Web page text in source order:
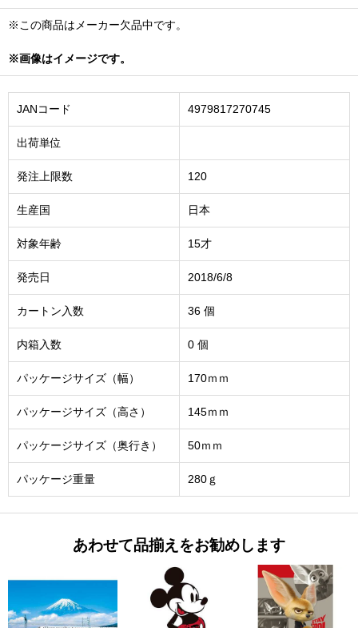
※この商品はメーカー欠品中です。
※画像はイメージです。
JANコード 4979817270745
出荷単位
発注上限数 120
生産国 日本
対象年齢 15才
発売日 2018/6/8
カートン入数 36 個
内箱入数 0 個
パッケージサイズ（幅） 170ｍｍ
パッケージサイズ（高さ） 145ｍｍ
パッケージサイズ（奥行き） 50ｍｍ
パッケージ重量 280ｇ
あわせて品揃えをお勧めします